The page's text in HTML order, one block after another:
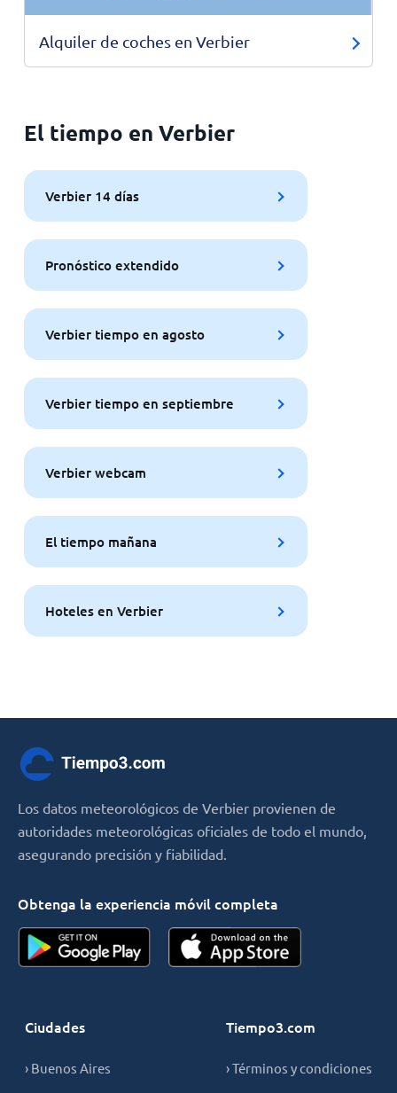
Alquiler de coches en Verbier
El tiempo en Verbier
Verbier 14 días
Pronóstico extendido
Verbier tiempo en agosto
Verbier tiempo en septiembre
Verbier webcam
El tiempo mañana
Hoteles en Verbier
Los datos meteorológicos de Verbier provienen de
autoridades meteorológicas oficiales de todo el mundo,
asegurando precisión y fiabilidad.
Obtenga la experiencia móvil completa
Ciudades
› Buenos Aires
Tiempo3.com
› Términos y condiciones